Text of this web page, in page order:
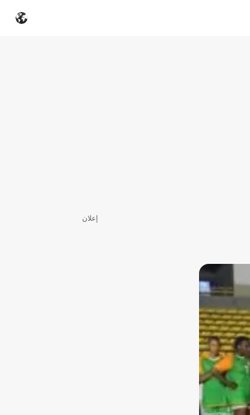
إعلان